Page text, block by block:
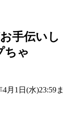
手伝いし
ちゃ
月1日(水)23:59ま